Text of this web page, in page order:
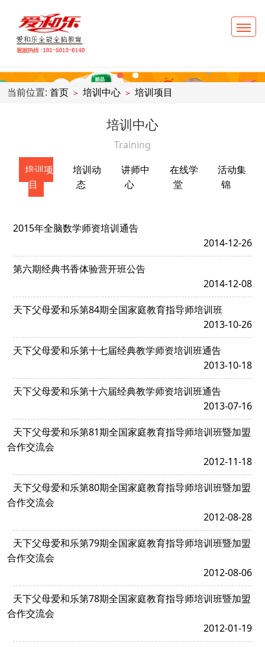
当前位置: 首页 > 培训中心 > 培训项目
培训中心
Training
培训项
目
培训动
态
讲师中
心
在线学
堂
活动集
锦
2015年全脑数学师资培训通告
2014-12-26
第六期经典书香体验营开班公告
2014-12-08
天下父母爱和乐第84期全国家庭教育指导师培训班
2013-10-26
天下父母爱和乐第十七届经典教学师资培训班通告
2013-10-18
天下父母爱和乐第十六届经典教学师资培训班通告
2013-07-16
天下父母爱和乐第81期全国家庭教育指导师培训班暨加盟
合作交流会
2012-11-18
天下父母爱和乐第80期全国家庭教育指导师培训班暨加盟
合作交流会
2012-08-28
天下父母爱和乐第79期全国家庭教育指导师培训班暨加盟
合作交流会
2012-08-06
天下父母爱和乐第78期全国家庭教育指导师培训班暨加盟
合作交流会
2012-01-19